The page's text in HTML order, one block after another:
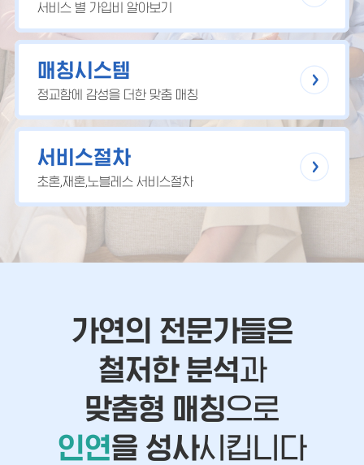
서비스 별 가입비 알아보기
매칭시스템
정교함에 감성을 더한 맞춤 매칭
서비스절차
초혼,재혼,노블레스 서비스절차
가연의 전문가들은
철저한 분석과
맞춤형 매칭으로
인연을 성사시킵니다